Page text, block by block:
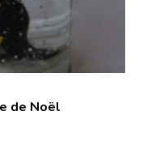
de Noël